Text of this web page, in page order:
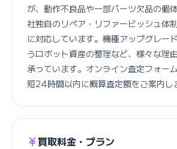
が、動作不良品や一部パーツ欠品の個
社独自のリペア・リファービッシュ体
に対応しています。機種アップグレー
うロボット資産の整理など、様々な理
承っています。オンライン査定フォー
短24時間以内に概算査定額をご案内し
買取料金・プラン